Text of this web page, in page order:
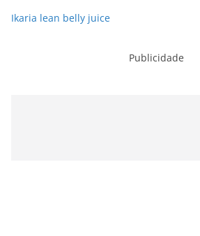
Ikaria lean belly juice
Publicidade